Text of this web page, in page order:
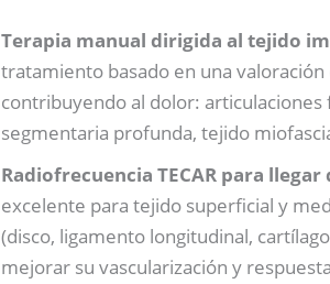
Terapia manual dirigida al tejido
tratamiento basado en una
contribuyendo al dolor:
segmentaria profunda, tejido
Radiofrecuencia TECAR para
excelente para tejido superficial y
(disco, ligamento longitudinal,
mejorar su vascularización y